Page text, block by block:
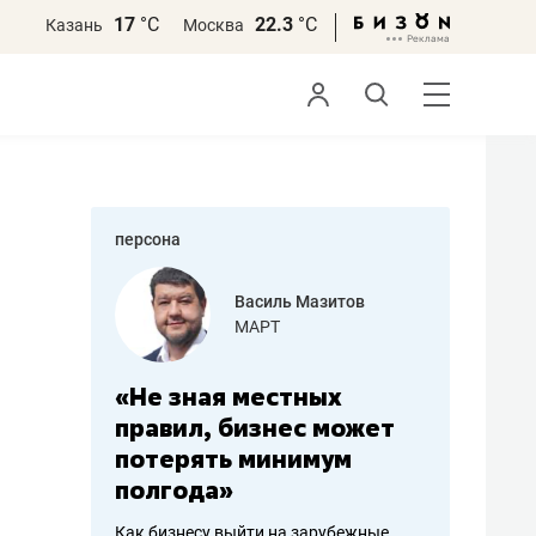
Казань 17 °С Москва 22.3 °С
персона
Василь Мазитов
МАРТ
«Не зная местных
правил, бизнес может
потерять минимум
полгода»